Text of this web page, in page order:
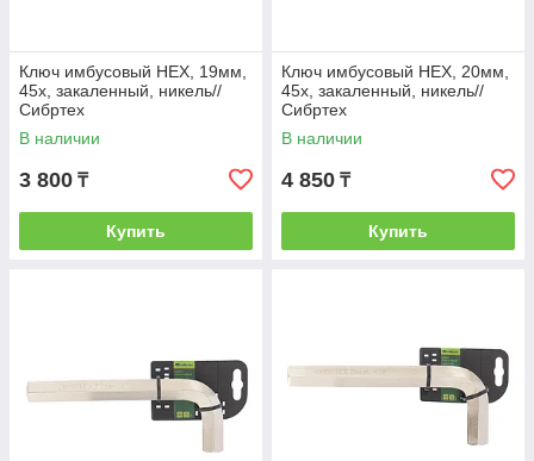
Ключ имбусовый HEX, 19мм,
45x, закаленный, никель//
Сибртех
В наличии
3 800 ₸
Купить
Ключ имбусовый HEX, 20мм,
45x, закаленный, никель//
Сибртех
В наличии
4 850 ₸
Купить